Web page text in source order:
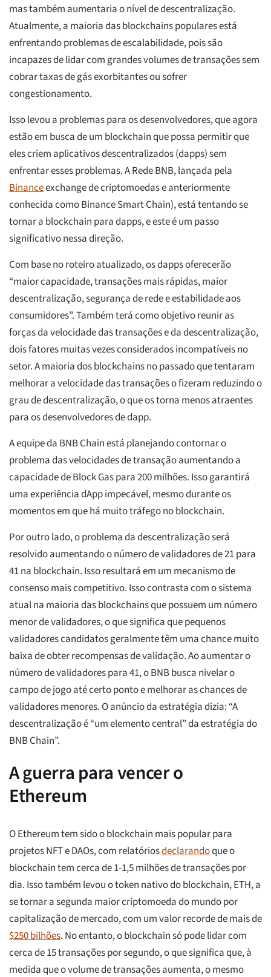
mas também aumentaria o nível de descentralização.
Atualmente, a maioria das blockchains populares está
enfrentando problemas de escalabilidade, pois são
incapazes de lidar com grandes volumes de transações sem
cobrar taxas de gás exorbitantes ou sofrer
congestionamento.
Isso levou a problemas para os desenvolvedores, que agora
estão em busca de um blockchain que possa permitir que
eles criem aplicativos descentralizados (dapps) sem
enfrentar esses problemas. A Rede BNB, lançada pela
Binanceexchange de criptomoedas e anteriormente
conhecida como Binance Smart Chain), está tentando se
tornar a blockchain para dapps, e este é um passo
significativo nessa direção.
Com base no roteiro atualizado, os dapps oferecerão
“maior capacidade, transações mais rápidas, maior
descentralização, segurança de rede e estabilidade aos
consumidores”. Também terá como objetivo reunir as
forças da velocidade das transações e da descentralização,
dois fatores muitas vezes considerados incompatíveis no
setor. A maioria dos blockchains no passado que tentaram
melhorar a velocidade das transações o fizeram reduzindo o
grau de descentralização, o que os torna menos atraentes
para os desenvolvedores de dapp.
A equipe da BNB Chain está planejando contornar o
problema das velocidades de transação aumentando a
capacidade de Block Gas para 200 milhões. Isso garantirá
uma experiência dApp impecável, mesmo durante os
momentos em que há muito tráfego no blockchain.
Por outro lado, o problema da descentralização será
resolvido aumentando o número de validadores de 21 para
41 na blockchain. Isso resultará em um mecanismo de
consenso mais competitivo. Isso contrasta com o sistema
atual na maioria das blockchains que possuem um número
menor de validadores, o que significa que pequenos
validadores candidatos geralmente têm uma chance muito
baixa de obter recompensas de validação. Ao aumentar o
número de validadores para 41, o BNB busca nivelar o
campo de jogo até certo ponto e melhorar as chances de
validadores menores. O anúncio da estratégia dizia: “A
descentralização é “um elemento central” da estratégia do
BNB Chain”.
A guerra para vencer o
Ethereum
O Ethereum tem sido o blockchain mais popular para
projetos NFT e DAOs, com relatóriosdeclarandoque o
blockchain tem cerca de 1-1,5 milhões de transações por
dia. Isso também levou o token nativo do blockchain, ETH, a
se tornar a segunda maior criptomoeda do mundo por
capitalização de mercado, com um valor recorde de mais de
$250 bilhões. No entanto, o blockchain só pode lidar com
cerca de 15 transações por segundo, o que significa que, à
medida que o volume de transações aumenta, o mesmo